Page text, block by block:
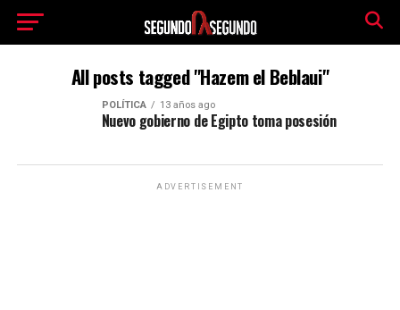
All posts tagged "Hazem el Beblaui"
POLÍTICA 13 años ago
Nuevo gobierno de Egipto toma posesión
ADVERTISEMENT